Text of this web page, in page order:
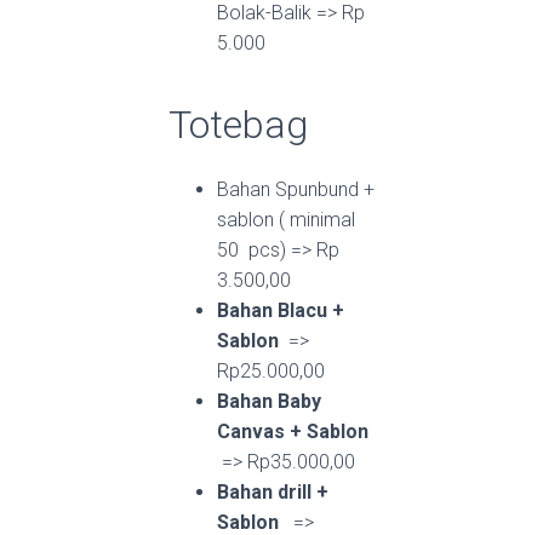
Bolak-Balik => Rp
5.000
Totebag
Bahan Spunbund +
sablon ( minimal
50 pcs) => Rp
3.500,00
Bahan Blacu +
Sablon =>
Rp25.000,00
Bahan Baby
Canvas + Sablon
=> Rp35.000,00
Bahan drill +
Sablon
=>